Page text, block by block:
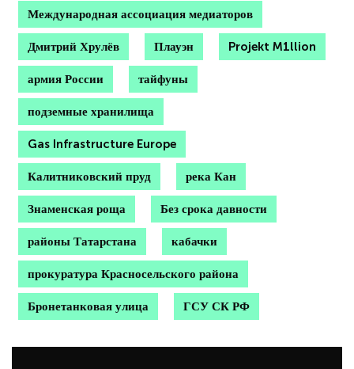
Международная ассоциация медиаторов
Дмитрий Хрулёв Плауэн Projekt M1llion
армия России тайфуны
подземные хранилища
Gas Infrastructure Europe
Калитниковский пруд река Кан
Знаменская роща Без срока давности
районы Татарстана кабачки
прокуратура Красносельского района
Бронетанковая улица ГСУ СК РФ